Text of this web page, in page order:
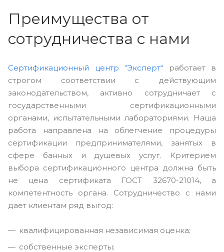
Преимущества от
сотрудничества с нами
Сертификационный центр “Эксперт“ работает в
строгом соответствии с действующим
законодательством, активно сотрудничает с
государственными сертификационными
органами, испытательными лабораториями. Наша
работа направлена на облегчение процедуры
сертификации предпринимателями, занятых в
сфере банных и душевых услуг. Критерием
выбора сертификационного центра должна быть
не цена сертификата ГОСТ 32670-21014, а
компетентность органа. Сотрудничество с нами
дает клиентам ряд выгод:
квалифицированная независимая оценка;
собственные эксперты;